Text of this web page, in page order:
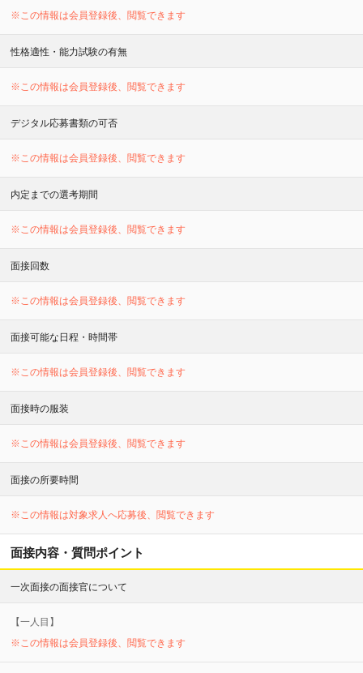
※この情報は会員登録後、閲覧できます
性格適性・能力試験の有無
※この情報は会員登録後、閲覧できます
デジタル応募書類の可否
※この情報は会員登録後、閲覧できます
内定までの選考期間
※この情報は会員登録後、閲覧できます
面接回数
※この情報は会員登録後、閲覧できます
面接可能な日程・時間帯
※この情報は会員登録後、閲覧できます
面接時の服装
※この情報は会員登録後、閲覧できます
面接の所要時間
※この情報は対象求人へ応募後、閲覧できます
面接内容・質問ポイント
一次面接の面接官について
【一人目】
※この情報は会員登録後、閲覧できます